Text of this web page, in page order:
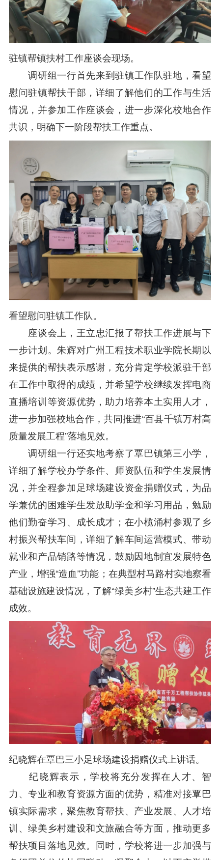
驻镇帮镇扶村工作座谈会现场。
调研组一行首先来到驻镇工作队驻地，看望
慰问驻镇帮扶干部，详细了解他们的工作与生活
情况，并参加工作座谈会，进一步深化校地合作
共识，明确下一阶段帮扶工作重点。
看望慰问驻镇工作队。
座谈会上，王立忠汇报了帮扶工作进展与下
一步计划。朱辉对广州工程技术职业学院长期以
来提供的帮扶表示感谢，充分肯定学校派驻干部
在工作中取得的成绩，并希望学校继续发挥电商
直播培训等资源优势，助力培养本土实用人才，
进一步加强校地合作，共同推进“百县千镇万村高
质量发展工程”落地见效。
调研组一行还实地考察了覃巴镇第三小学，
详细了解学校办学条件、师资队伍和学生发展情
况，并全程参加足球场建设资金捐赠仪式，为品
学兼优的困难学生发放助学金和学习用品，勉励
他们勤奋学习、成长成才；在小榄涌村参观了乡
村振兴帮扶车间，详细了解车间运营模式、带动
就业和产品销路等情况，鼓励因地制宜发展特色
产业，增强“造血”功能；在典型村马路村实地察看
基础设施建设情况，了解“绿美乡村”生态共建工作
成效。
纪晓辉在覃巴三小足球场建设捐赠仪式上讲话。
纪晓辉表示，学校将充分发挥在人才、智
力、专业和教育资源方面的优势，精准对接覃巴
镇实际需求，聚焦教育帮扶、产业发展、人才培
训、绿美乡村建设和文旅融合等方面，推动更多
帮扶项目落地见效。同时，学校将进一步加强与